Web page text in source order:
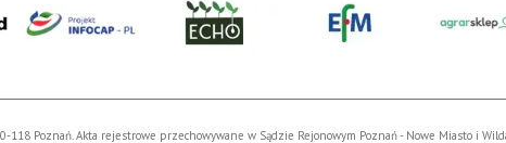
118 Poznań. Akta rejestrowe przechowywane w Sądzie Rejonowym Poznań - Nowe Miasto i